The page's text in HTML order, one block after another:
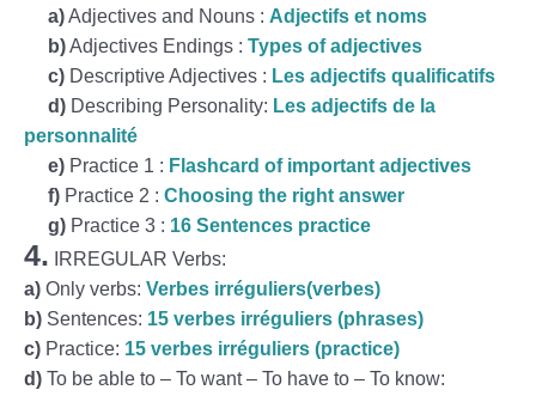
a)Adjectives and Nouns : Adjectifs et noms
b)Adjectives Endings : Types of adjectives
c) Descriptive Adjectives : Les adjectifs qualificatifs
d) Describing Personality: Les adjectifs de la
personnalité
e) Practice 1 : Flashcard of important adjectives
f) Practice 2 : Choosing the right answer
g) Practice 3 : 16 Sentences practice
4. IRREGULAR Verbs:
a) Only verbs: Verbes irréguliers(verbes)
b) Sentences: 15 verbes irréguliers (phrases)
c) Practice: 15 verbes irréguliers (practice)
d) To be able to – To want – To have to – To know: